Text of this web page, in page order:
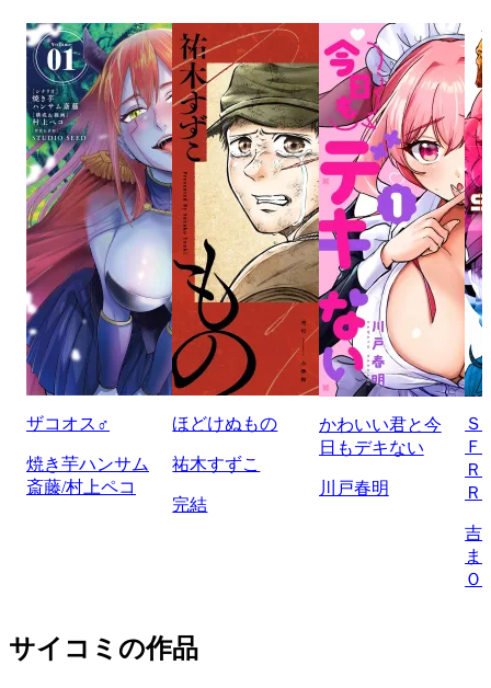
ザコオス♂
焼き芋ハンサム
斎藤/村上ペコ
ほどけぬもの
祐木すずこ
完結
かわいい君と今
日もデキない
川戸春明
Ｆ
Ｒ
吉
ま
Ｏ
サイコミの作品